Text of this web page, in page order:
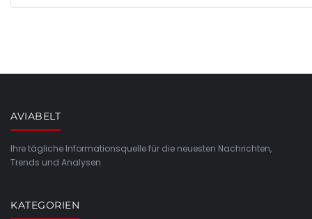
AVIABELT
Ihre tägliche Informationsquelle für die neuesten Nachrichten,
Trends und Analysen.
KATEGORIEN